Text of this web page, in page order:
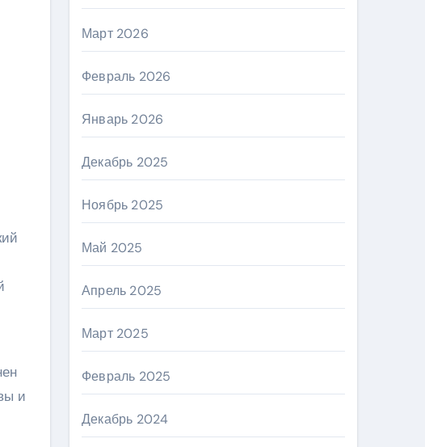
и
Март 2026
Февраль 2026
Январь 2026
Декабрь 2025
Ноябрь 2025
Май 2025
Апрель 2025
Март 2025
Февраль 2025
Декабрь 2024